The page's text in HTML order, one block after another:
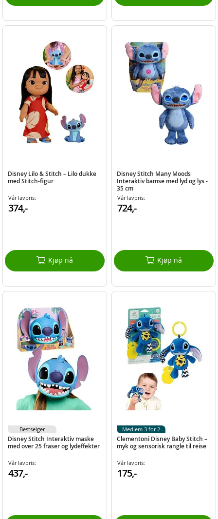
Disney Lilo & Stitch – Lilo dukke
med Stitch-figur
Vår lavpris:
374,-
Kjøp nå
Disney Stitch Many Moods
Interaktiv bamse med lyd og lys -
35 cm
Vår lavpris:
724,-
Kjøp nå
Disney Stitch Interaktiv maske
med over 25 fraser og lydeffekter
Vår lavpris:
437,-
Bestselger
Clementoni Disney Baby Stitch –
myk og sensorisk rangle til reise
Vår lavpris:
175,-
Medlem 3 for 2